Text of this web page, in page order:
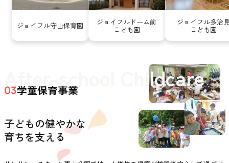
ジョイフル守山保育園 ジョイフルドーム前
こども園
ジョイフル多治
こども園
After-school Childcare
03学童保育事業
子どもの健やかな
育ちを支える